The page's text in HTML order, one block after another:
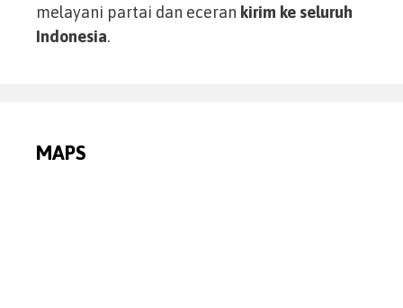
melayani partai dan eceran kirim ke seluruh
Indonesia.
MAPS